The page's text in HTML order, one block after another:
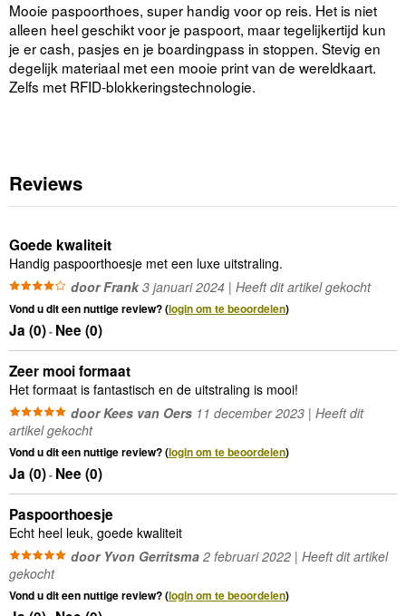
Mooie paspoorthoes, super handig voor op reis. Het is niet
alleen heel geschikt voor je paspoort, maar tegelijkertijd kun
je er cash, pasjes en je boardingpass in stoppen. Stevig en
degelijk materiaal met een mooie print van de wereldkaart.
Zelfs met RFID-blokkeringstechnologie.
Reviews
Goede kwaliteit
Handig paspoorthoesje met een luxe uitstraling.
door Frank3 januari 2024 | Heeft dit artikel gekocht
Vond u dit een nuttige review? (login om te beoordelen)
Ja (0)- Nee (0)
Zeer mooi formaat
Het formaat is fantastisch en de uitstraling is mooi!
door Kees van Oers 11 december 2023 | Heeft dit
artikel gekocht
Vond u dit een nuttige review? (login om te beoordelen)
Ja (0)- Nee (0)
Paspoorthoesje
Echt heel leuk, goede kwaliteit
door Yvon Gerritsma 2 februari 2022 | Heeft dit artikel
gekocht
Vond u dit een nuttige review? (login om te beoordelen)